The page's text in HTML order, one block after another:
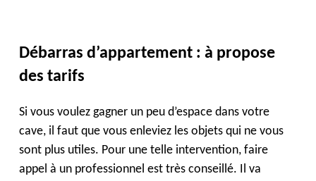
Débarras d’appartement : à propose
des tarifs
Si vous voulez gagner un peu d’espace dans votre
cave, il faut que vous enleviez les objets qui ne vous
sont plus utiles. Pour une telle intervention, faire
appel à un professionnel est très conseillé. Il va